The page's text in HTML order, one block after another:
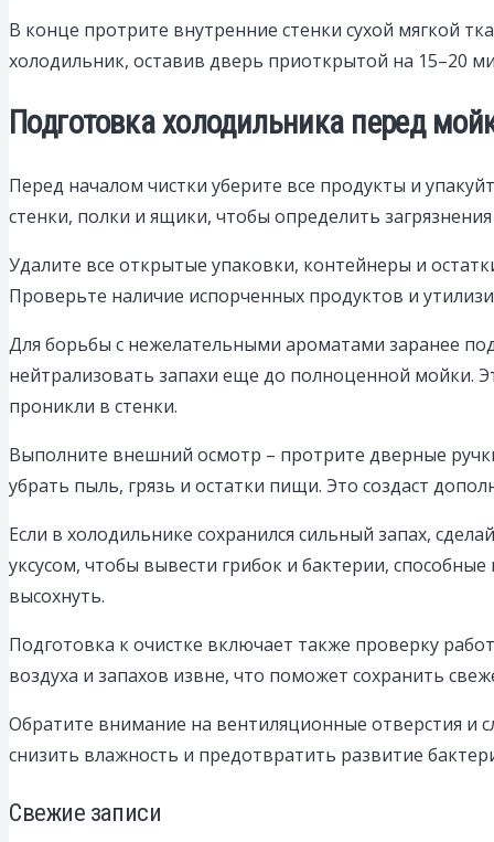
В конце протрите внутренние стенки сухой мягкой
холодильник, оставив дверь приоткрытой на 15–20
Подготовка холодильника перед
Перед началом чистки уберите все продукты и
стенки, полки и ящики, чтобы определить
Удалите все открытые упаковки, контейнеры и
Проверьте наличие испорченных продуктов и
Для борьбы с нежелательными ароматами заранее
нейтрализовать запахи еще до полноценной мойки.
проникли в стенки.
Выполните внешний осмотр – протрите дверные
убрать пыль, грязь и остатки пищи. Это создаст
Если в холодильнике сохранился сильный запах,
уксусом, чтобы вывести грибок и бактерии,
высохнуть.
Подготовка к очистке включает также проверку
воздуха и запахов извне, что поможет сохранить
Обратите внимание на вентиляционные отверстия и
снизить влажность и предотвратить развитие
Свежие записи